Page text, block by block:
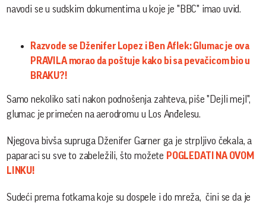
navodi se u sudskim dokumentima u koje je "BBC" imao uvid.
Razvode se Dženifer Lopez i Ben Aflek: Glumac je ova
PRAVILA morao da poštuje kako bi sa pevačicom bio u
BRAKU?!
Samo nekoliko sati nakon podnošenja zahteva, piše "Dejli mejl",
glumac je primećen na aerodromu u Los Anđelesu.
Njegova bivša supruga Dženifer Garner ga je strpljivo čekala, a
paparaci su sve to zabeležili, što možete POGLEDATI NA OVOM
LINKU!
Sudeći prema fotkama koje su dospele i do mreža, čini se da je